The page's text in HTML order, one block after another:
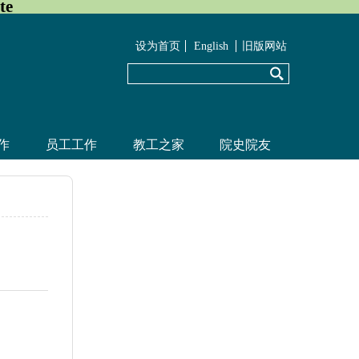
设为首页 English 旧版网站
员工工作 教工之家 院史院友